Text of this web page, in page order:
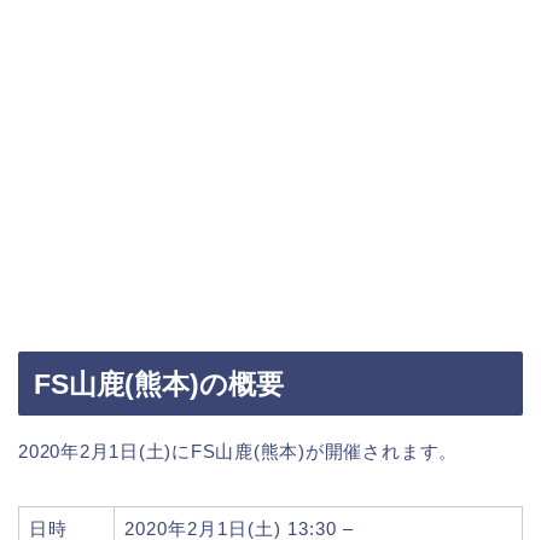
FS山鹿(熊本)の概要
2020年2月1日(土)にFS山鹿(熊本)が開催されます。
日時 2020年2月1日(土) 13:30 –